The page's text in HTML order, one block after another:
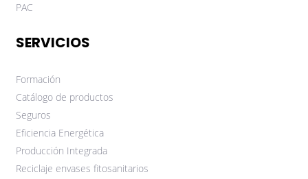
PAC
SERVICIOS
Formación
Catálogo de productos
Seguros
Eficiencia Energética
Producción Integrada
Reciclaje envases fitosanitarios